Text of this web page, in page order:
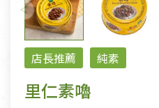
店長推薦 純素
里仁素嚕